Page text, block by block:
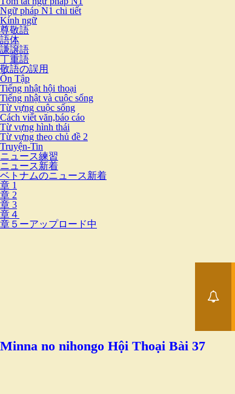
Ngữ pháp N1 chi tiết
Kính ngữ
尊敬語
語体
謙譲語
丁重語
敬語の誤用
Ôn Tập
Tiếng nhật hội thoại
Tiếng nhật và cuộc sống
Từ vựng cuộc sống
Cách viết văn,báo cáo
Từ vựng hình thái
Từ vựng theo chủ đề 2
Truyện-Tin
ニュース練習
ニュース新着
ベトナムのニュース新着
章 1
章 2
章 3
章４
章５ーアップロード中
Minna no nihongo Hội Thoại Bài 37